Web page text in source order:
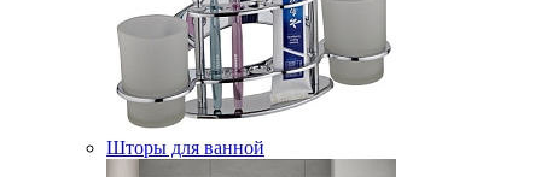
Шторы для ванной